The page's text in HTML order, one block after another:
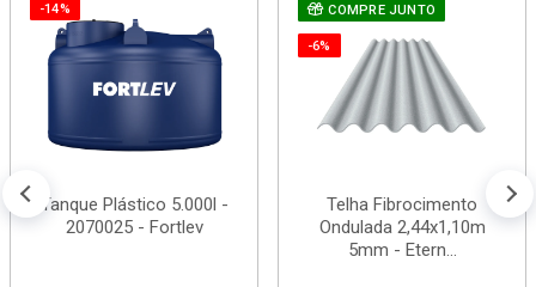
-14%
Tanque Plástico 5.000l -
2070025 - Fortlev
COMPRE JUNTO
-6%
Telha Fibrocimento
Ondulada 2,44x1,10m
5mm - Etern...